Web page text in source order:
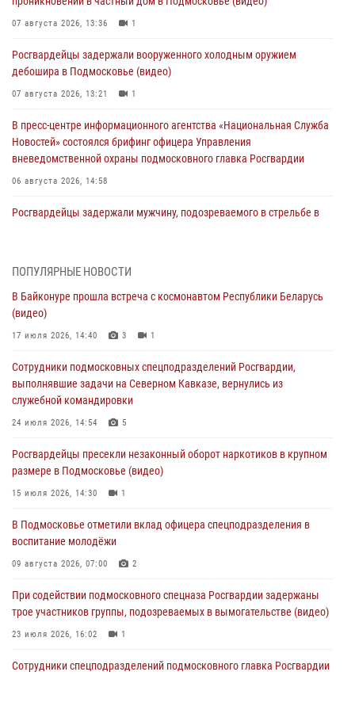
07 августа 2026, 13:36 1
Росгвардейцы задержали вооруженного холодным оружием
дебошира в Подмосковье (видео)
07 августа 2026, 13:21 1
В пресс-центре информационного агентства «Национальная Служба
Новостей» состоялся брифинг офицера Управления
вневедомственной охраны подмосковного главка Росгвардии
06 августа 2026, 14:58
Росгвардейцы задержали мужчину, подозреваемого в стрельбе в
Подмосковье
05 августа 2026, 15:52
подозреваемые в организации незаконной миграции и
изготовлении поддельных документов (видео)
05 августа 2026, 15:48
отработали навыки огневой подготовки на комплексных учениях
04 августа 2026, 12:21 4
сигналам «Тревога» с охраняемых объектов в Подмосковье
04 августа 2026, 12:15
ПОПУЛЯРНЫЕ НОВОСТИ
В Байконуре прошла встреча с космонавтом Республики Беларусь
(видео)
17 июля 2026, 14:40 3 1
Сотрудники подмосковных спецподразделений Росгвардии,
выполнявшие задачи на Северном Кавказе, вернулись из
служебной командировки
24 июля 2026, 14:54 5
Росгвардейцы пресекли незаконный оборот наркотиков в крупном
размере в Подмосковье (видео)
15 июля 2026, 14:30 1
В Подмосковье отметили вклад офицера спецподразделения в
воспитание молодёжи
09 августа 2026, 07:00 2
При содействии подмосковного спецназа Росгвардии задержаны
трое участников группы, подозреваемых в вымогательстве (видео)
23 июля 2026, 16:02 1
Сотрудники спецподразделений подмосковного главка Росгвардии